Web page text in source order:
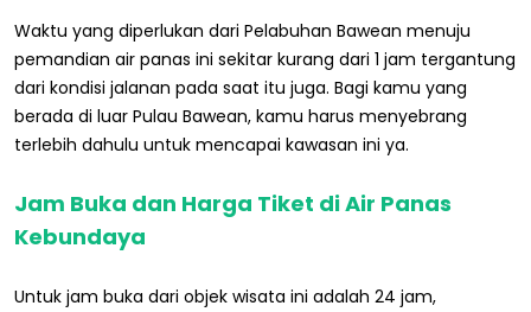
Waktu yang diperlukan dari Pelabuhan Bawean menuju
pemandian air panas ini sekitar kurang dari 1 jam tergantung
dari kondisi jalanan pada saat itu juga. Bagi kamu yang
berada di luar Pulau Bawean, kamu harus menyebrang
terlebih dahulu untuk mencapai kawasan ini ya.
Jam Buka dan Harga Tiket di Air Panas
Kebundaya
Untuk jam buka dari objek wisata ini adalah 24 jam,